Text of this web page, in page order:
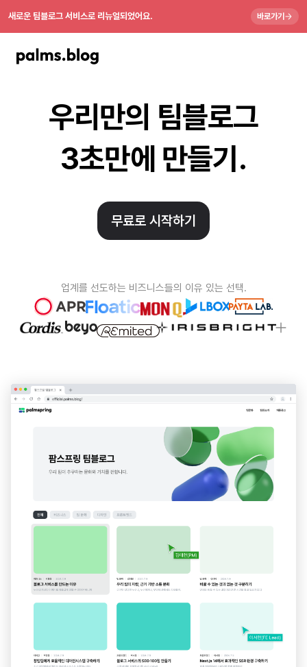
새로운 팀블로그 서비스로 리뉴얼되었어요. 바로가기
우리만의 팀블로그
3초만에 만들기.
무료로 시작하기
업계를 선도하는 비즈니스들의 이유 있는 선택.